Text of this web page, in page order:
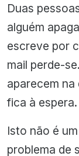
Duas
alguém
escreve por
mail perde-
aparecem na
fica à espera.
Isto não é
problema de